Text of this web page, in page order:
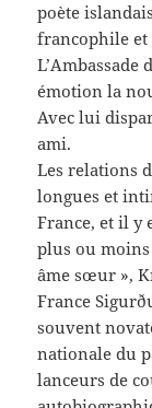
poète
francophile
L’Ambassade
émotion la
Avec lui
ami.
Les relations
longues et
France, et il y
plus ou moins
âme sœur »,
France
souvent
nationale du
lanceurs de